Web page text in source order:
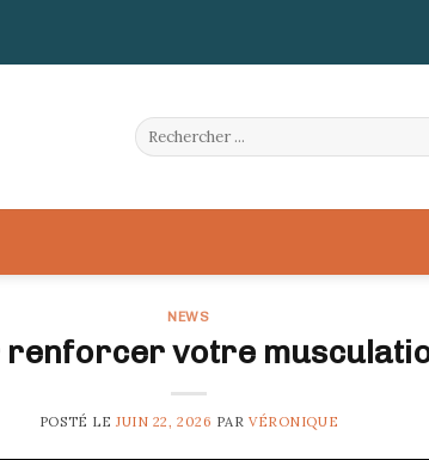
NEWS
renforcer votre
POSTÉ LE JUIN 22, 2026 PARVÉRONIQUE